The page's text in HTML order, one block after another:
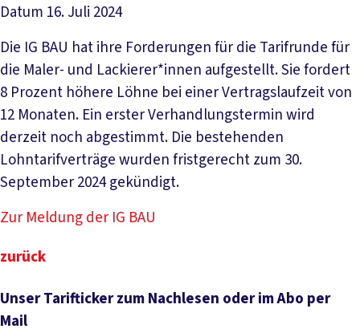
Datum 16. Juli 2024
Die IG BAU hat ihre Forderungen für die Tarifrunde für
die Maler- und Lackierer*innen aufgestellt. Sie fordert
8 Prozent höhere Löhne bei einer Vertragslaufzeit von
12 Monaten. Ein erster Verhandlungstermin wird
derzeit noch abgestimmt. Die bestehenden
Lohntarifverträge wurden fristgerecht zum 30.
September 2024 gekündigt.
Zur Meldung der IG BAU
zurück
Unser Tarifticker zum Nachlesen oder im Abo per
Mail